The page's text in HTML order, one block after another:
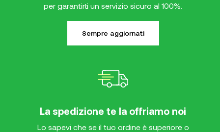
per garantirti un servizio sicuro al 100%.
Sempre aggiornati
La spedizione te la offriamo noi
Lo sapevi che se il tuo ordine è superiore o